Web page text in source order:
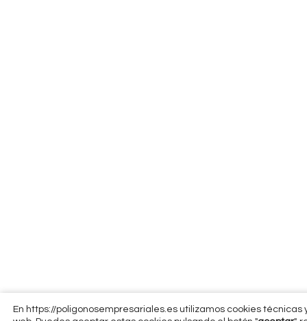
En https://poligonosempresariales.es utilizamos cookies